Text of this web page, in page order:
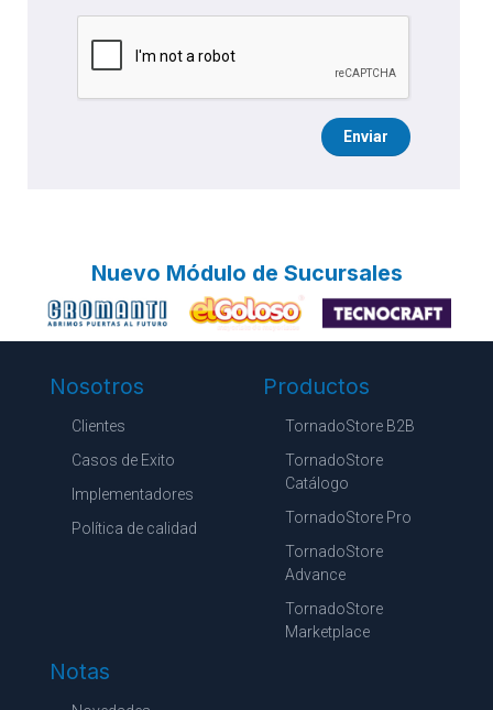
Enviar
Nuevo Módulo de Sucursales
Nosotros
Clientes
Casos de Exito
Implementadores
Política de calidad
Productos
TornadoStore B2B
TornadoStore
Catálogo
TornadoStore Pro
TornadoStore
Advance
TornadoStore
Marketplace
Notas